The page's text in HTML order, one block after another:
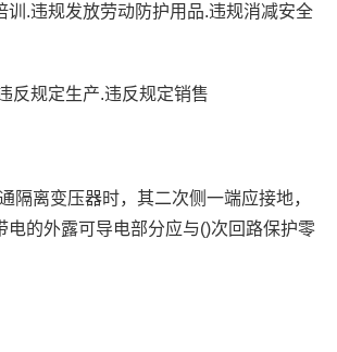
训.违规发放劳动防护用品.违规消减安全
反规定生产.违反规定销售
隔离变压器时，其二次侧一端应接地，
电的外露可导电部分应与()次回路保护零